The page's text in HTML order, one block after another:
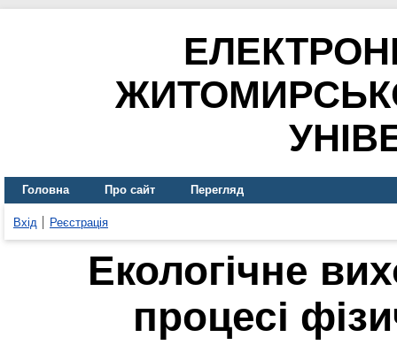
Головна Про сайт Перегляд
Вхід Реєстрація
Екологічне
процесі